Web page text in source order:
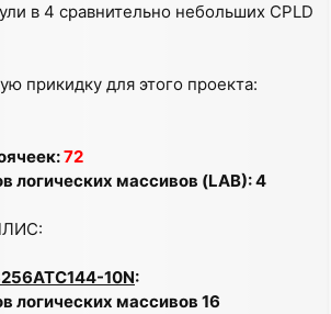
в 4 сравнительно небольших CPLD
прикидку для этого проекта:
72
логических массивов (LAB): 4
10N:
логических массивов 16